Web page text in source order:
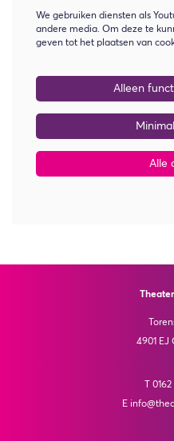
We gebruiken diensten als
andere media. Om deze te
geven tot het plaatsen van
Alleen
Alle
Theater
4901 EJ
T
E